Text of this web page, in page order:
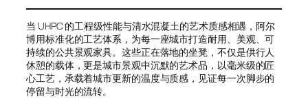
当 UHPC 的工程级性能与清水混凝土的艺术质感相遇，阿尔
博用标准化的工艺体系，为每一座城市打造耐用、美观、可
持续的公共景观家具。这些正在落地的坐凳，不仅是供行人
休憩的载体，更是城市景观中沉默的艺术品，以毫米级的匠
心工艺，承载着城市更新的温度与质感，见证每一次脚步的
停留与时光的流转。